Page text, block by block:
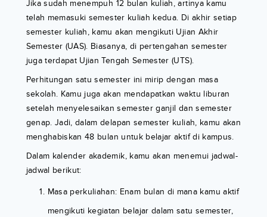
Jika sudah menempuh 12 bulan kuliah, artinya kamu
telah memasuki semester kuliah kedua. Di akhir setiap
semester kuliah, kamu akan mengikuti Ujian Akhir
Semester (UAS). Biasanya, di pertengahan semester
juga terdapat Ujian Tengah Semester (UTS).
Perhitungan satu semester ini mirip dengan masa
sekolah. Kamu juga akan mendapatkan waktu liburan
setelah menyelesaikan semester ganjil dan semester
genap. Jadi, dalam delapan semester kuliah, kamu akan
menghabiskan 48 bulan untuk belajar aktif di kampus.
Dalam kalender akademik, kamu akan menemui jadwal-
jadwal berikut:
Masa perkuliahan: Enam bulan di mana kamu aktif
mengikuti kegiatan belajar dalam satu semester,